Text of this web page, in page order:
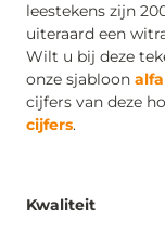
leestekens zijn
uiteraard een
Wilt u bij deze
onze sjabloon
cijfers van deze
cijfers.
Kwaliteit